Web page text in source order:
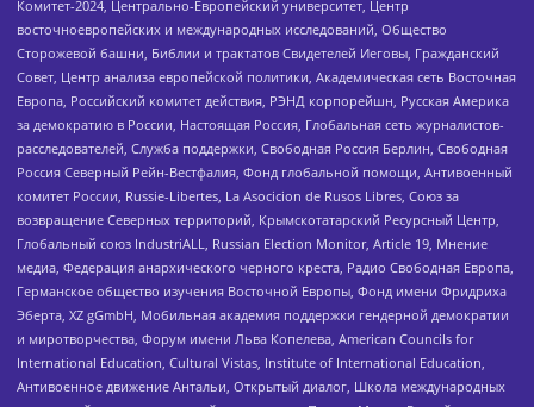
Комитет-2024, Центрально-Европейский университет, Центр
восточноевропейских и международных исследований, Общество
Сторожевой башни, Библии и трактатов Свидетелей Иеговы, Гражданский
Совет, Центр анализа европейской политики, Академическая сеть Восточная
Европа, Российский комитет действия, РЭНД корпорейшн, Русская Америка
за демократию в России, Настоящая Россия, Глобальная сеть журналистов-
расследователей, Служба поддержки, Свободная Россия Берлин, Свободная
Россия Северный Рейн-Вестфалия, Фонд глобальной помощи, Антивоенный
комитет России, Russie-Libertes, La Asocicion de Rusos Libres, Союз за
возвращение Северных территорий, Крымскотатарский Ресурсный Центр,
Глобальный союз IndustriALL, Russian Election Monitor, Article 19, Мнение
медиа, Федерация анархического черного креста, Радио Свободная Европа,
Германское общество изучения Восточной Европы, Фонд имени Фридриха
Эберта, XZ gGmbH, Мобильная академия поддержки гендерной демократии
и миротворчества, Форум имени Льва Копелева, American Councils for
International Education, Cultural Vistas, Institute of International Education,
Антивоенное движение Антальи, Открытый диалог, Школа международных